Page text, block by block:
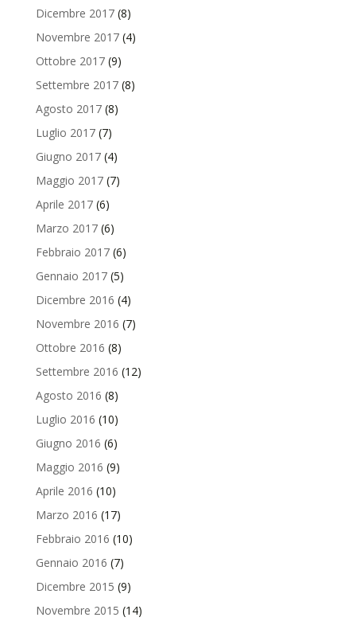
Dicembre 2017(8)
Novembre 2017(4)
Ottobre 2017(9)
Settembre 2017(8)
Agosto 2017(8)
Luglio 2017(7)
Giugno 2017(4)
Maggio 2017(7)
Aprile 2017(6)
Marzo 2017(6)
Febbraio 2017(6)
Gennaio 2017(5)
Dicembre 2016 (4)
Novembre 2016 (7)
Ottobre 2016 (8)
Settembre 2016 (12)
Agosto 2016 (8)
Luglio 2016 (10)
Giugno 2016 (6)
Maggio 2016 (9)
Aprile 2016 (10)
Marzo 2016 (17)
Febbraio 2016 (10)
Gennaio 2016 (7)
Dicembre 2015 (9)
Novembre 2015 (14)